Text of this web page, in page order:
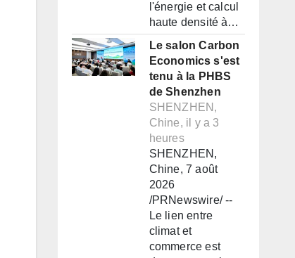
l'énergie et calcul
haute densité à…
Le salon Carbon
Economics s'est
tenu à la PHBS
de Shenzhen
SHENZHEN,
Chine, il y a 3
heures
SHENZHEN,
Chine, 7 août
2026
/PRNewswire/ --
Le lien entre
climat et
commerce est